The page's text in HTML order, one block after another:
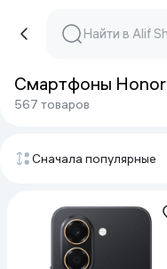
Смартфоны Honor
567 товаров
Сначала популярные